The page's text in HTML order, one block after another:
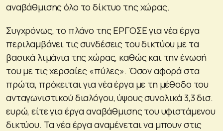
αναβάθμισης όλο το δίκτυο της χώρας.
Συγχρόνως, το πλάνο της ΕΡΓΟΣΕ για νέα έργα
περιλαμβάνει τις συνδέσεις του δικτύου με τα
βασικά λιμάνια της χώρας, καθώς και την ένωσή
του με τις χερσαίες «πύλες». Όσον αφορά στα
πρώτα, πρόκειται για νέα έργα με τη μέθοδο του
ανταγωνιστικού διαλόγου, ύψους συνολικά 3,3 δισ.
ευρώ, είτε για έργα αναβάθμισης του υφιστάμενου
δικτύου. Τα νέα έργα αναμένεται να μπουν στις